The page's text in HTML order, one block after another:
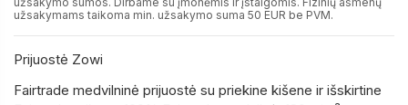
užsakymams taikoma min. užsakymo suma 50 EUR be PVM.
Prijuostė Zowi
Fairtrade medvilninė prijuostė su priekine kišene ir išskirtine